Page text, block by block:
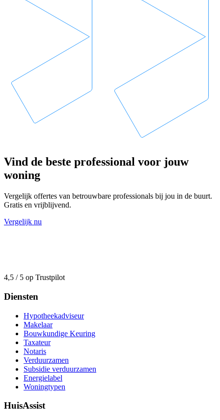
Vind de beste professional voor jouw
woning
Vergelijk offertes van betrouwbare professionals bij jou in de buurt.
Gratis en vrijblijvend.
Vergelijk nu
4,5 / 5 op Trustpilot
Diensten
Hypotheekadviseur
Makelaar
Bouwkundige Keuring
Taxateur
Notaris
Verduurzamen
Subsidie verduurzamen
Energielabel
Woningtypen
HuisAssist